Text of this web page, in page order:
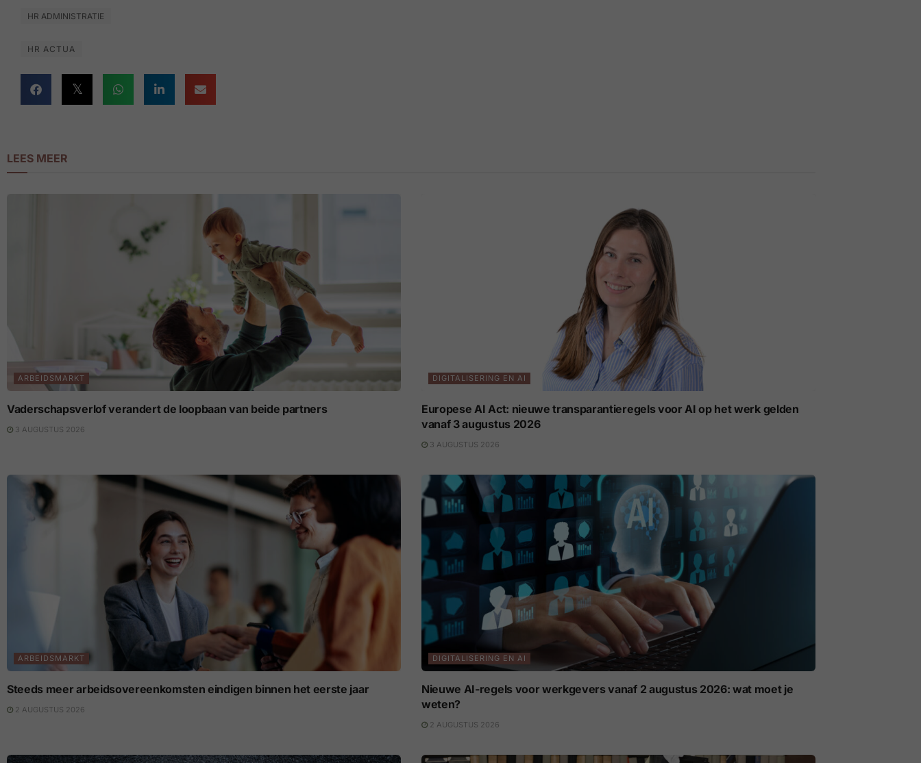
HR ADMINISTRATIE
HR ACTUA
LEES MEER
ARBEIDSMARKT
Vaderschapsverlof verandert de loopbaan van beide partners
3 AUGUSTUS 2026
DIGITALISERING EN AI
Europese AI Act: nieuwe transparantieregels voor AI op het werk gelden
vanaf 3 augustus 2026
3 AUGUSTUS 2026
ARBEIDSMARKT
Steeds meer arbeidsovereenkomsten eindigen binnen het eerste jaar
2 AUGUSTUS 2026
DIGITALISERING EN AI
Nieuwe AI-regels voor werkgevers vanaf 2 augustus 2026: wat moet je
weten?
2 AUGUSTUS 2026